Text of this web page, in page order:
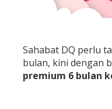
Sahabat DQ perlu
bulan, kini dengan
premium 6 bulan